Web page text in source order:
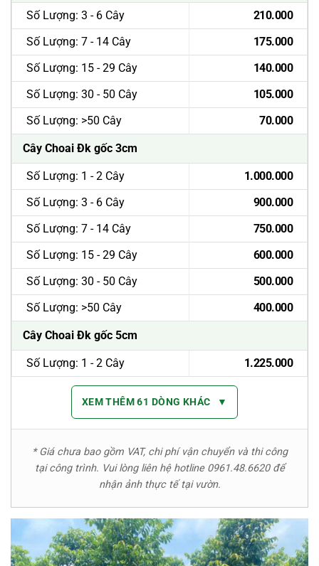
Số Lượng: 3 - 6 Cây
210.000
Số Lượng: 7 - 14 Cây
175.000
Số Lượng: 15 - 29 Cây
140.000
Số Lượng: 30 - 50 Cây
105.000
Số Lượng: >50 Cây
70.000
Cây Choai Đk gốc 3cm
Số Lượng: 1 - 2 Cây
1.000.000
Số Lượng: 3 - 6 Cây
900.000
Số Lượng: 7 - 14 Cây
750.000
Số Lượng: 15 - 29 Cây
600.000
Số Lượng: 30 - 50 Cây
500.000
Số Lượng: >50 Cây
400.000
Cây Choai Đk gốc 5cm
Số Lượng: 1 - 2 Cây 1.225.000
XEM THÊM 61 DÒNG KHÁC ▼
* Giá chưa bao gồm VAT, chi phí vận chuyển và thi công
tại công trình. Vui lòng liên hệ hotline 0961.48.6620 để
nhận ảnh thực tế tại vườn.